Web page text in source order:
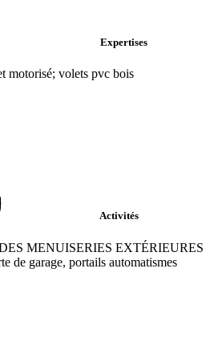
Expertises
motorisé; volets pvc bois
Activités
MENUISERIES EXTÉRIEURES
de garage, portails automatismes